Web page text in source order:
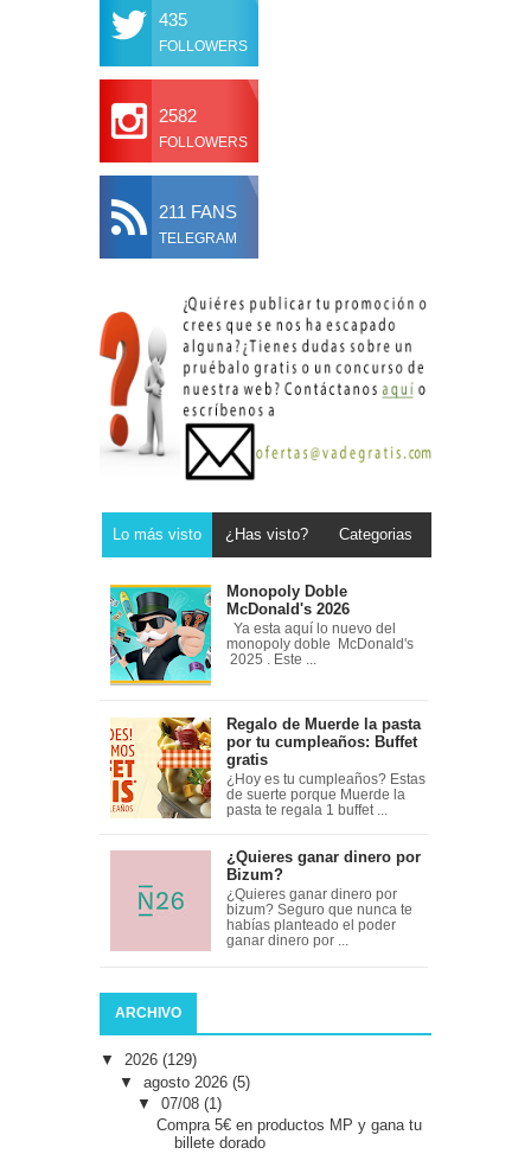
435
FOLLOWERS
2582
FOLLOWERS
211 FANS
TELEGRAM
Lo más visto ¿Has visto? Categorias
Monopoly Doble
McDonald's 2026
Ya esta aquí lo nuevo del
monopoly doble McDonald's
2025 . Este ...
Regalo de Muerde la pasta
por tu cumpleaños: Buffet
gratis
¿Hoy es tu cumpleaños? Estas
de suerte porque Muerde la
pasta te regala 1 buffet ...
¿Quieres ganar dinero por
Bizum?
¿Quieres ganar dinero por
bizum? Seguro que nunca te
habías planteado el poder
ganar dinero por ...
ARCHIVO
▼ 2026 (129)
▼ agosto 2026 (5)
▼07/08(1)
Compra 5€ en productos MP y gana tu
billete dorado